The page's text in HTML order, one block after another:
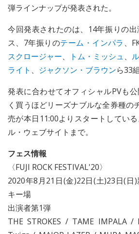
弾ラインナップが発表された。
今回発表されたのは、14年振りの
ス、7年振りのテーム・インパラ 、
スクロージャー、 トム・ミッシュ、
ライト 、 ジャクソン・ブラウンら33組
発表に合わせてオフィシャルPVも
く買うほどリーズナブルな全券種の
売が本日11:00よりスタートしてい
ル・ウェブサイトまで。
フェス情報
〈FUJI ROCK FESTIVAL'20〉
2020年8月21日(金)22日(土)23日(日
キー場
出演者第1弾
THE STROKES / TAME IMPALA /